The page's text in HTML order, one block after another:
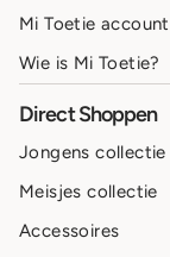
Mi Toetie account
Wie is Mi Toetie?
Direct Shoppen
Jongens collectie
Meisjes collectie
Accessoires